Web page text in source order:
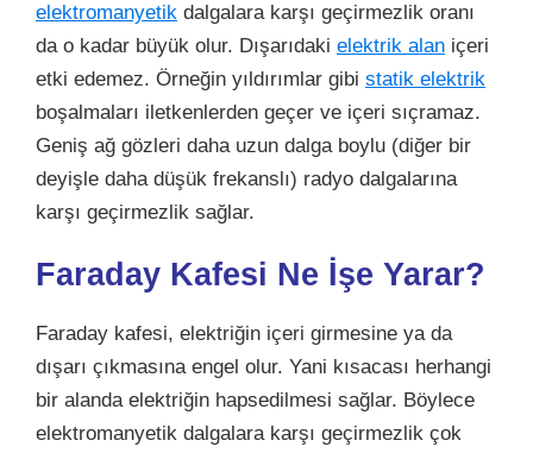
elektromanyetik dalgalara karşı geçirmezlik oranı
da o kadar büyük olur. Dışarıdaki elektrik alan içeri
etki edemez. Örneğin yıldırımlar gibi statik elektrik
boşalmaları iletkenlerden geçer ve içeri sıçramaz.
Geniş ağ gözleri daha uzun dalga boylu (diğer bir
deyişle daha düşük frekanslı) radyo dalgalarına
karşı geçirmezlik sağlar.
Faraday Kafesi Ne İşe Yarar?
Faraday kafesi, elektriğin içeri girmesine ya da
dışarı çıkmasına engel olur. Yani kısacası herhangi
bir alanda elektriğin hapsedilmesi sağlar. Böylece
elektromanyetik dalgalara karşı geçirmezlik çok